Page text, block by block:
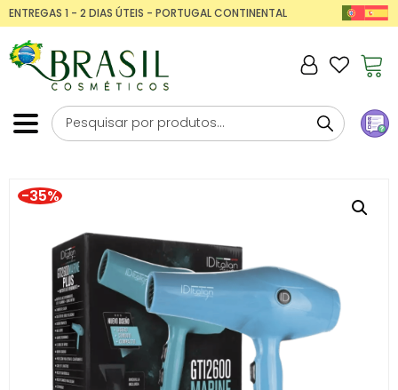
ENTREGAS 1 - 2 DIAS ÚTEIS - PORTUGAL CONTINENTAL
-35%